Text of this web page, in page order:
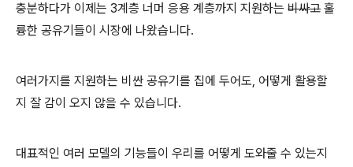
충분하다가 이제는 3계층 너머 응용 계층까지 지원하는 비싸고 훌
륭한 공유기들이 시장에 나왔습니다.
여러가지를 지원하는 비싼 공유기를 집에 두어도, 어떻게 활용할
지 잘 감이 오지 않을 수 있습니다.
대표적인 여러 모델의 기능들이 우리를 어떻게 도와줄 수 있는지